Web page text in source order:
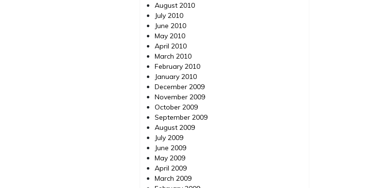
August 2010
July 2010
June 2010
May 2010
April 2010
March 2010
February 2010
January 2010
December 2009
November 2009
October 2009
September 2009
August 2009
July 2009
June 2009
May 2009
April 2009
March 2009